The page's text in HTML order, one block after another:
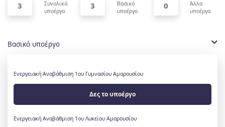
3
Συνολικά
υποέργα
3
Βασικό
υποέργο
0
Άλλα
υποέργα
Βασικό υποέργο
Ενεργειακή Αναβάθμιση 1ου Γυμνασίου Αμαρουσίου
Δες το υποέργο
Ενεργειακή Αναβάθμιση 1ου Λυκείου Αμαρουσίου